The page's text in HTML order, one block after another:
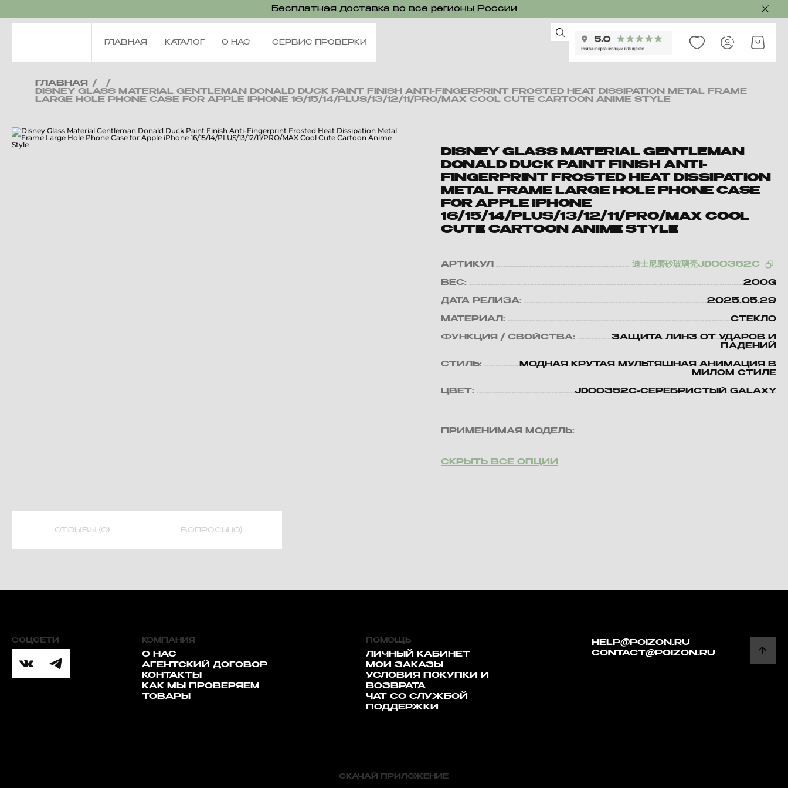
Бесплатная доставка во все регионы России
ГЛАВНАЯ КАТАЛОГ О НАС СЕРВИС ПРОВЕРКИ
ГЛАВНАЯ /
/
DISNEY GLASS MATERIAL GENTLEMAN DONALD DUCK PAINT FINISH ANTI-FINGERPRINT FROSTED HEAT DISSIPATION METAL FRAME
LARGE HOLE PHONE CASE FOR APPLE IPHONE 16/15/14/PLUS/13/12/11/PRO/MAX COOL CUTE CARTOON ANIME STYLE
DISNEY GLASS MATERIAL GENTLEMAN
DONALD DUCK PAINT FINISH ANTI-
FINGERPRINT FROSTED HEAT DISSIPATION
METAL FRAME LARGE HOLE PHONE CASE
FOR APPLE IPHONE
16/15/14/PLUS/13/12/11/PRO/MAX COOL
CUTE CARTOON ANIME STYLE
АРТИКУЛ 迪士尼磨砂玻璃壳JD00352C
ВЕС: 200G
ДАТА РЕЛИЗА: 2025.05.29
МАТЕРИАЛ: СТЕКЛО
ФУНКЦИЯ / СВОЙСТВА:
ЗАЩИТА ЛИНЗ ОТ УДАРОВ И
ПАДЕНИЙ
СТИЛЬ:
МОДНАЯ КРУТАЯ МУЛЬТЯШНАЯ АНИМАЦИЯ В
МИЛОМ СТИЛЕ
ЦВЕТ: JD00352C-СЕРЕБРИСТЫЙ GALAXY
ПРИМЕНИМАЯ МОДЕЛЬ:
СКРЫТЬ ВСЕ ОПЦИИ
ОТЗЫВЫ (0) ВОПРОСЫ (0)
СОЦСЕТИ КОМПАНИЯ
О НАС
АГЕНТСКИЙ ДОГОВОР
КОНТАКТЫ
КАК МЫ ПРОВЕРЯЕМ
ТОВАРЫ
HELP@POIZON.RU
CONTACT@POIZON.RU
ПОМОЩЬ
ЛИЧНЫЙ КАБИНЕТ
МОИ ЗАКАЗЫ
УСЛОВИЯ ПОКУПКИ И
ВОЗВРАТА
ЧАТ СО СЛУЖБОЙ
ПОДДЕРЖКИ
СКАЧАЙ ПРИЛОЖЕНИЕ